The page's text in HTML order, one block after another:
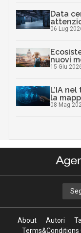
Data
06 Lug
nuovi
15 Giu
L’IA
la
08 Mag
About Autori